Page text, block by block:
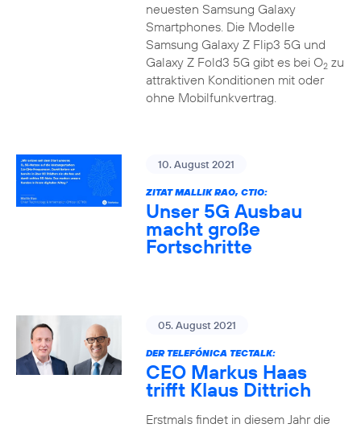
neuesten Samsung Galaxy
Smartphones. Die Modelle
Samsung Galaxy Z Flip3 5G und
Galaxy Z Fold3 5G gibt es bei O2zu
attraktiven Konditionen mit oder
ohne Mobilfunkvertrag.
10. August 2021
ZITAT MALLIK RAO, CTIO:
Unser 5G Ausbau
macht große
Fortschritte
05. August 2021
DER TELEFÓNICA TECTALK:
CEO Markus Haas
trifft Klaus Dittrich
Erstmals findet in diesem Jahr die